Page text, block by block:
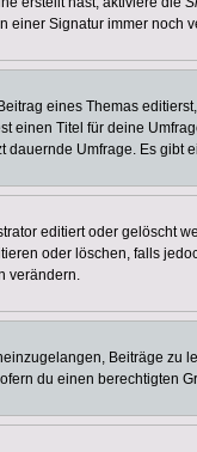
Signatur immer
eines Themas
Titel für deine
Umfrage. Es
editiert oder
oder löschen, falls
verändern.
Beiträge
du einen berechtigten